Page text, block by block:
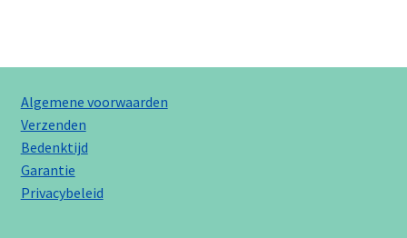
Algemene voorwaarden
Verzenden
Bedenktijd
Garantie
Privacybeleid